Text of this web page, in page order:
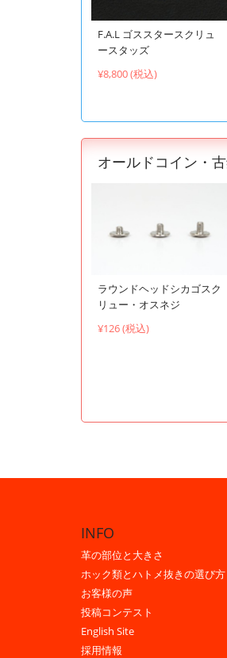
F.A.L ゴススタースクリュ
ースタッズ
¥8,800 (税込)
オールドコイン・
ラウンドヘッドシカゴスク
リュー・オスネジ
¥126 (税込)
INFO
革の部位と大きさ
ホック類とハトメ抜きの選び方
お客様の声
投稿コンテスト
English Site
採用情報